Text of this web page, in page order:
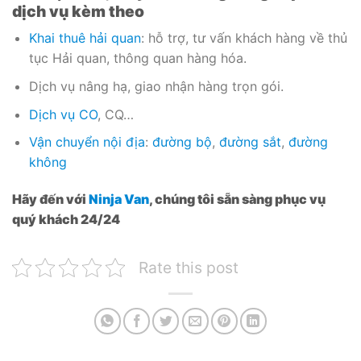
dịch vụ kèm theo
Khai thuê hải quan: hỗ trợ, tư vấn khách hàng về thủ
tục Hải quan, thông quan hàng hóa.
Dịch vụ nâng hạ, giao nhận hàng trọn gói.
Dịch vụ CO, CQ…
Vận chuyển nội địa: đường bộ, đường sắt, đường
không
Hãy đến với Ninja Van, chúng tôi sẵn sàng phục vụ
quý khách 24/24
Rate this post